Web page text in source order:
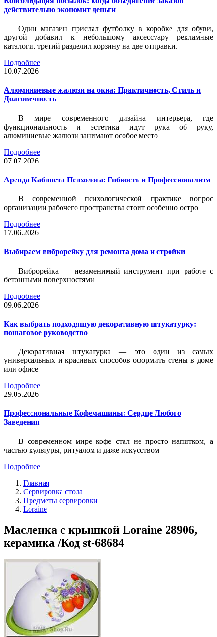
действительно экономит деньги
Один магазин прислал футболку в коробке для обуви,
другой добавил к небольшому аксессуару рекламные
каталоги, третий разделил корзину на две отправки.
Подробнее
10.07.2026
Алюминиевые жалюзи на окна: Практичность, Стиль и
Долговечность
В мире современного дизайна интерьера, где
функциональность и эстетика идут рука об руку,
алюминиевые жалюзи занимают особое место
Подробнее
07.07.2026
Аренда Кабинета Психолога: Гибкость и Профессионализм
В современной психологической практике вопрос
организации рабочего пространства стоит особенно остро
Подробнее
17.06.2026
Выбираем виброрейку для ремонта дома и стройки
Виброрейка — незаменимый инструмент при работе с
бетонными поверхностями
Подробнее
09.06.2026
Как выбрать подходящую декоративную штукатурку:
пошаговое руководство
Декоративная штукатурка — это один из самых
универсальных и красивых способов оформить стены в доме
или офисе
Подробнее
29.05.2026
Профессиональные Кофемашины: Сердце Любого
Заведения
В современном мире кофе стал не просто напитком, а
частью культуры, ритуалом и даже искусством
Подробнее
Главная
Сервировка стола
Предметы сервировки
Loraine
Масленка с крышкой Loraine 28906,
керамика /Код st-68684